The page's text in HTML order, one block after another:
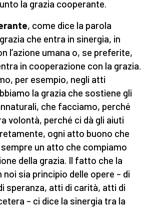
la grazia cooperante.
, come dice la parola
che entra in sinergia, in
l’azione umana o, se preferite,
in cooperazione con la grazia.
per esempio, negli atti
la grazia che sostiene gli
che facciamo, perché
volontà, perché ci dà gli aiuti
ogni atto buono che
un atto che compiamo
della grazia. Il fatto che la
noi sia principio delle opere – di
speranza, atti di carità, atti di
– ci dice la sinergia tra la